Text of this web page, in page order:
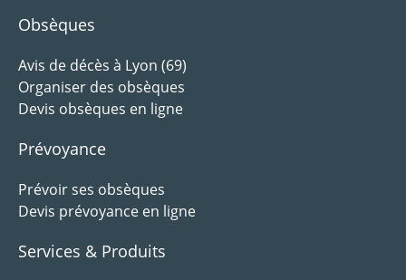
Obsèques
Avis de décès à Lyon (69)
Organiser des obsèques
Devis obsèques en ligne
Prévoyance
Prévoir ses obsèques
Devis prévoyance en ligne
Services & Produits